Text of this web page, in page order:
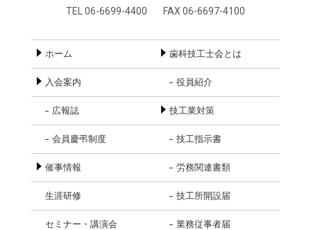
TEL 06-6699-4400
FAX 06-6697-4100
ホーム
入会案内
広報誌
会員慶弔制度
催事情報
生涯研修
セミナー・講演会
歯科技工士会とは
役員紹介
技工業対策
技工指示書
労務関連書類
技工所開設届
業務従事者届